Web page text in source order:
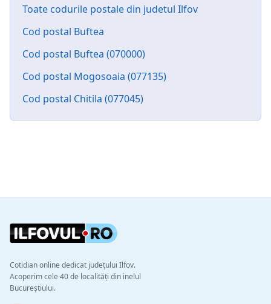
Toate codurile postale din judetul Ilfov
Cod postal Buftea
Cod postal Buftea (070000)
Cod postal Mogosoaia (077135)
Cod postal Chitila (077045)
Cotidian online dedicat județului Ilfov.
Acoperim cele 40 de localități din inelul
Bucureștiului.